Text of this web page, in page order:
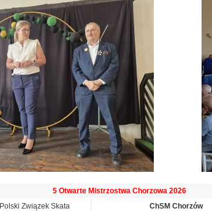
5 Otwarte Mistrzostwa Chorzowa 2026
Polski Związek Skata
ChSM Chorzów